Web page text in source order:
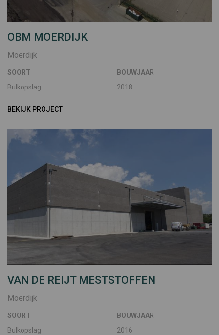
OBM MOERDIJK
Moerdijk
SOORT
Bulkopslag
BOUWJAAR
2018
BEKIJK PROJECT
VAN DE REIJT MESTSTOFFEN
Moerdijk
SOORT
Bulkopslag
BOUWJAAR
2016